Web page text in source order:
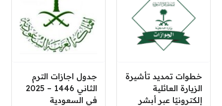
خطوات تمديد تأشيرة
الزيارة العائلية
إلكترونيًا عبر أبشر
جدول اجازات الترم
الثاني 1446 – 2025
في السعودية